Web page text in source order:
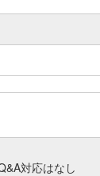
対応はなし